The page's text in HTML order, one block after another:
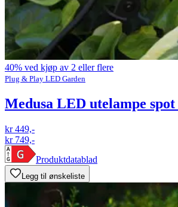
40% ved kjøp av 2 eller flere
Plug & Play LED Garden
Medusa LED utelampe
kr 449,-
kr 749,-
Produktdatablad
Legg til ønskeliste